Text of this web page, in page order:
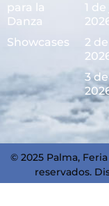
para la
Danza
Showcases
1
2
3
© 2025 Palma,
reservados.